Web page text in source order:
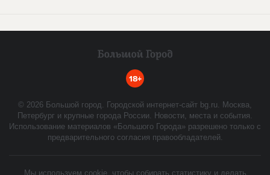
18+
© 2026 Большой город. Городской интернет-сайт bg.ru. Москва,
Петербург и крупные города России. Новости, места и события.
Использование материалов «Большого Города» разрешено только с
предварительного согласия правообладателей.
Мы используем cookie, чтобы собирать статистику и делать